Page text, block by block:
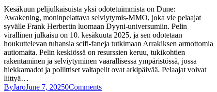
Kesäkuun pelijulkaisuista yksi odotetuimmista on Dune:
Awakening, moninpelattava selviytymis-MMO, joka vie pelaajat
syvälle Frank Herbertin luomaan Dyyni-universumiin. Pelin
virallinen julkaisu on 10. kesäkuuta 2025, ja sen odotetaan
houkuttelevan tuhansia scifi-faneja tutkimaan Arra­kiksen armottomia
autiomaita. Pelin keskiössä on resurssien keruu, tukikohtien
rakentaminen ja selviytyminen vaarallisessa ympäristössä, jossa
hiekkamadot ja poliittiset valtapelit ovat arkipäivää. Pelaajat voivat
liittyä…
ByJaroJune 7, 20250Comments